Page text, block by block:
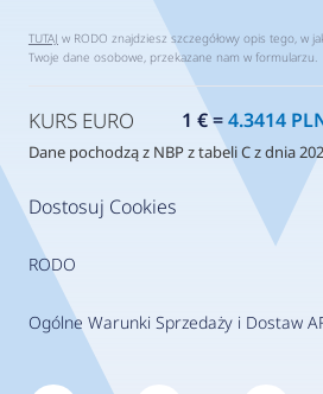
Dostosuj Cookies
RODO
Ogólne Warunki Sprzedaży i Dostaw
TUTAJ w RODO znajdziesz szczegółowy opis tego, w
Twoje dane osobowe, przekazane nam w formularzu.
KURS EURO 1 € =4.3414
Dane pochodzą z NBP z tabeli C z dnia